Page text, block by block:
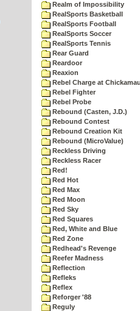
Realm of Impossibility
RealSports Basketball
RealSports Football
RealSports Soccer
RealSports Tennis
Rear Guard
Reardoor
Reaxion
Rebel Charge at
Rebel Fighter
Rebel Probe
Rebound (Casten, J.D.)
Rebound Contest
Rebound Creation Kit
Rebound (MicroValue)
Reckless Driving
Reckless Racer
Red!
Red Hot
Red Max
Red Moon
Red Sky
Red Squares
Red, White and Blue
Red Zone
Redhead's Revenge
Reefer Madness
Reflection
Refleks
Reflex
Reforger '88
Reguly